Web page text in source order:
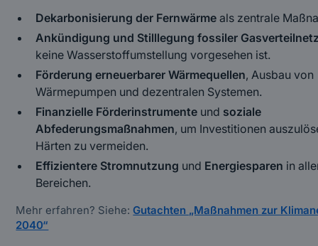
Dekarbonisierung der Fernwärme als zentrale
Ankündigung und Stilllegung fossiler
keine Wasserstoffumstellung vorgesehen ist.
Förderung erneuerbarer Wärmequellen, Ausbau von
Wärmepumpen und dezentralen Systemen.
Finanzielle Förderinstrumente und soziale
Abfederungsmaßnahmen, um Investitionen
Härten zu vermeiden.
Effizientere Stromnutzung und Energiesparen in
Bereichen.
Mehr erfahren? Siehe:Gutachten „Maßnahmen zur
2040“